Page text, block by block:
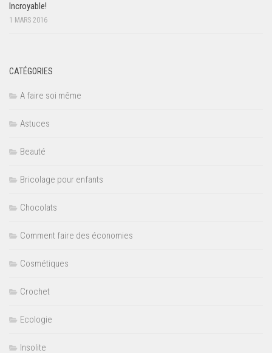
Incroyable!
1 MARS 2016
CATÉGORIES
A faire soi même
Astuces
Beauté
Bricolage pour enfants
Chocolats
Comment faire des économies
Cosmétiques
Crochet
Ecologie
Insolite